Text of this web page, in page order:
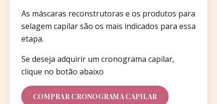
As máscaras reconstrutoras e os produtos para
selagem capilar são os mais indicados para essa
etapa.
Se deseja adquirir um cronograma capilar,
clique no botão abaixo
COMPRAR CRONOGRAMA CAPILAR